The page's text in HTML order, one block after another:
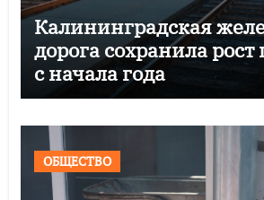
Калининградская
дорога сохранила рост
с начала года
ОБЩЕСТВО